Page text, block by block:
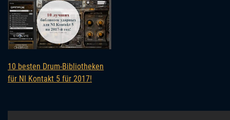
10 besten Drum-Bibliotheken
für NI Kontakt 5 für 2017!